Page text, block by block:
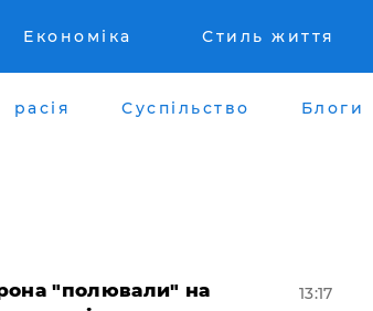
Економіка Стиль життя
расія Суспільство Блоги
"полювали" на
13:17